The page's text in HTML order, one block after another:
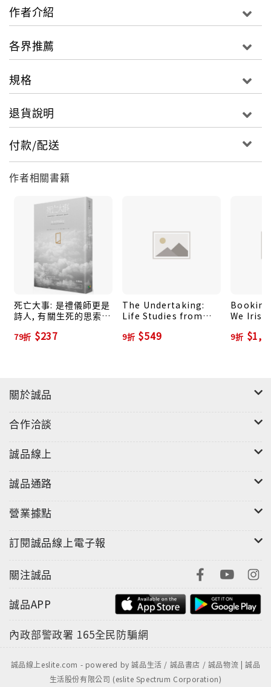
心，教人拍手叫好！」──好讀書評交流網站
作者介紹
各界推薦
規格
退貨說明
付款/配送
作者相關書籍
死亡大事: 是禮儀師更是
詩人, 有關生死的思索,
79折 $237
The Undertaking:
Life Studies from
9折 $549
Booking
We Irish
9折
關於誠品
合作洽談
誠品線上
誠品通路
營業據點
訂閱誠品線上電子報
關注誠品
誠品APP
內政部警政署 165全民防騙網
誠品線上eslite.com - powered by 誠品生活 / 誠品書店 / 誠品物流 | 誠品
生活股份有限公司 (eslite Spectrum Corporation)